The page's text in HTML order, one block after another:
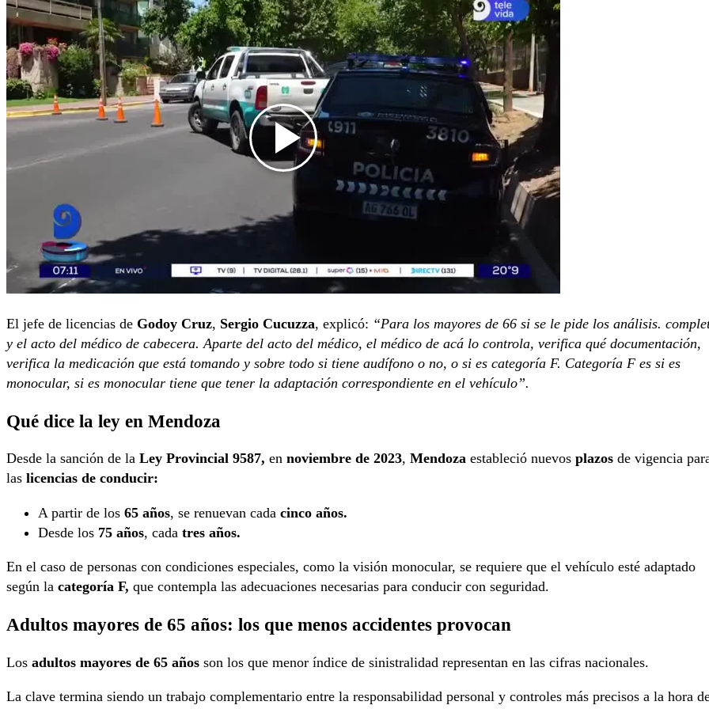
El jefe de licencias de Godoy Cruz, Sergio Cucuzza, explicó: “Para los mayores de 66 si se le pide los análisis.
y el acto del médico de cabecera. Aparte del acto del médico, el médico de acá lo controla, verifica qué documentación,
verifica la medicación que está tomando y sobre todo si tiene audífono o no, o si es categoría F. Categoría F es si es
monocular, si es monocular tiene que tener la adaptación correspondiente en el vehículo”.
Qué dice la ley en Mendoza
Desde la sanción de la Ley Provincial 9587, en noviembre de 2023, Mendoza estableció nuevos plazos de vigencia
las licencias de conducir:
A partir de los 65 años, se renuevan cada cinco años.
Desde los 75 años, cada tres años.
En el caso de personas con condiciones especiales, como la visión monocular, se requiere que el vehículo esté adaptado
según la categoría F, que contempla las adecuaciones necesarias para conducir con seguridad.
Adultos mayores de 65 años: los que menos accidentes provocan
Los adultos mayores de 65 años son los que menor índice de sinistralidad representan en las cifras nacionales.
La clave termina siendo un trabajo complementario entre la responsabilidad personal y controles más precisos a la hora